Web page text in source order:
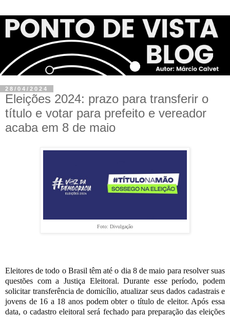
28/04/2024
Eleições 2024: prazo para transferir o
título e votar para prefeito e vereador
acaba em 8 de maio
Foto: Divulgação
Eleitores de todo o Brasil têm até o dia 8 de maio para resolver suas
questões com a Justiça Eleitoral. Durante esse período, podem
solicitar transferência de domicílio, atualizar seus dados cadastrais e
jovens de 16 a 18 anos podem obter o título de eleitor. Após essa
data, o cadastro eleitoral será fechado para preparação das eleições